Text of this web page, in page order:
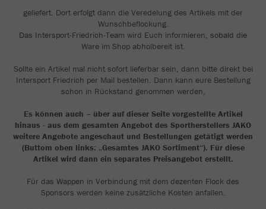
geliefert. Dort erfolgt dann die Veredelung des Artikels mit der
Wunschbeflockung.
Das Intersport-Friedrich-Team wird Euch informieren, sobald die
Ware im Shop abholbereit ist.
Sollte ein Artikel mal nicht sofort lieferbar sein, dann bitte direkt bei
Intersport Friedrich per Mail bestellen. Dann kann eure Bestellung
schon in Rückstand genommen werden,
Es können auch – über auf dieser Seite vorgestellte Artikel
hinaus - aus dem gesamten Angebot des Sportherstellers JAKO
weitere Angebote angeschaut und Bestellungen getätigt werden
(Buttom oben links: „Gesamtes JAKO Sortiment“). Für diese
Artikel wird dann ein separates Preisangebot erstellt.
Für das Wappen in Verbindung mit dem dezenten Flock des
Sponsors werden keine zusätzliche Kosten anfallen.